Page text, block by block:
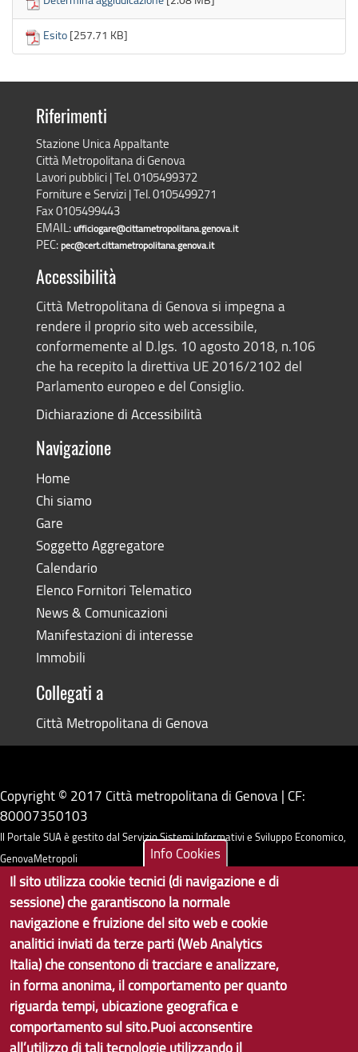
Esito [257.71 KB]
Riferimenti
Stazione Unica Appaltante
Città Metropolitana di Genova
Lavori pubblici | Tel. 0105499372
Forniture e Servizi | Tel. 0105499271
Fax 0105499443
EMAIL:ufficiogare@cittametropolitana.genova.it
PEC:pec@cert.cittametropolitana.genova.it
Accessibilità
Città Metropolitana di Genova si impegna a
rendere il proprio sito web accessibile,
conformemente al D.lgs. 10 agosto 2018, n.106
che ha recepito la direttiva UE 2016/2102 del
Parlamento europeo e del Consiglio.
Dichiarazione di Accessibilità
Navigazione
Home
Chi siamo
Gare
Soggetto Aggregatore
Calendario
Elenco Fornitori Telematico
News & Comunicazioni
Manifestazioni di interesse
Immobili
Collegati a
Città Metropolitana di Genova
Copyright © 2017 Città metropolitana di Genova | CF:
80007350103
Il Portale SUA è gestito dal Servizio Sistemi Informativi e Sviluppo Economico,
GenovaMetropoli
Tecnologie e Accessibilità
Contatti per il sito Web
Info Cookies
Il sito utilizza cookie tecnici (di navigazione e di
sessione) che garantiscono la normale
navigazione e fruizione del sito web e cookie
analitici inviati da terze parti (Web Analytics
Italia) che consentono di tracciare e analizzare,
in forma anonima, il comportamento per quanto
riguarda tempi, ubicazione geografica e
comportamento sul sito.Puoi acconsentire
all’utilizzo di tali tecnologie utilizzando il